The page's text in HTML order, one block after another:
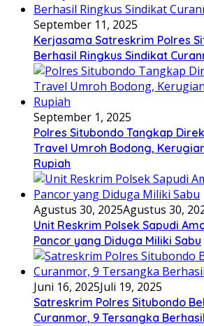
September 11, 2025
Kerjasama Satreskrim Polres
Berhasil Ringkus Sindikat
September 1, 2025
Polres Situbondo Tangkap
Travel Umroh Bodong,
Rupiah
Agustus 30, 2025Agustus 30,
Unit Reskrim Polsek Sapudi
Pancor yang Diduga Miliki Sabu
Juni 16, 2025Juli 19, 2025
Satreskrim Polres Situbondo
Curanmor, 9 Tersangka